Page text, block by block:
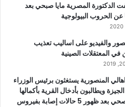
الدكتورة المصرية مايا صبحي بعد
الحروب البيولوجية
والفيديو على اساليب تعذيب
في المعتقلات الصينية
المنصورية يستغثون برئيس الوزراء
ويطالبون بأدخال القرية بأكمالها
للحجر الصحي بعد ظهور 5 حالات إصابة بفيروس